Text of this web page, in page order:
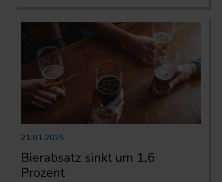
21.01.2025
Bierabsatz sinkt um 1,6
Prozent